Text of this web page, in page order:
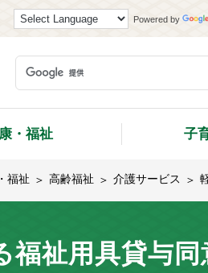
Powered by
・福祉 子
福祉 高齢福祉 介護サービス
福祉用具貸与